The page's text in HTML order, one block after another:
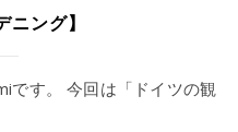
ニング】